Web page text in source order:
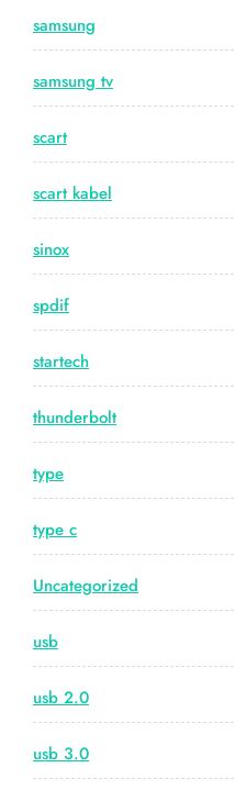
samsung
samsung tv
scart
scart kabel
sinox
spdif
startech
thunderbolt
type
type c
Uncategorized
usb
usb 2.0
usb 3.0